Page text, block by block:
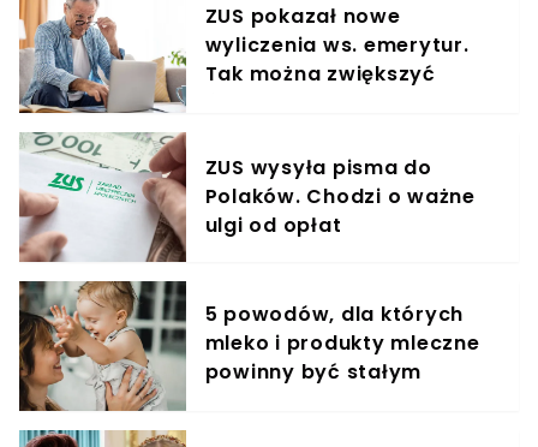
ZUS pokazał nowe
wyliczenia ws. emerytur.
Tak można zwiększyć
ZUS wysyła pisma do
Polaków. Chodzi o ważne
ulgi od opłat
5 powodów, dla których
mleko i produkty mleczne
powinny być stałym